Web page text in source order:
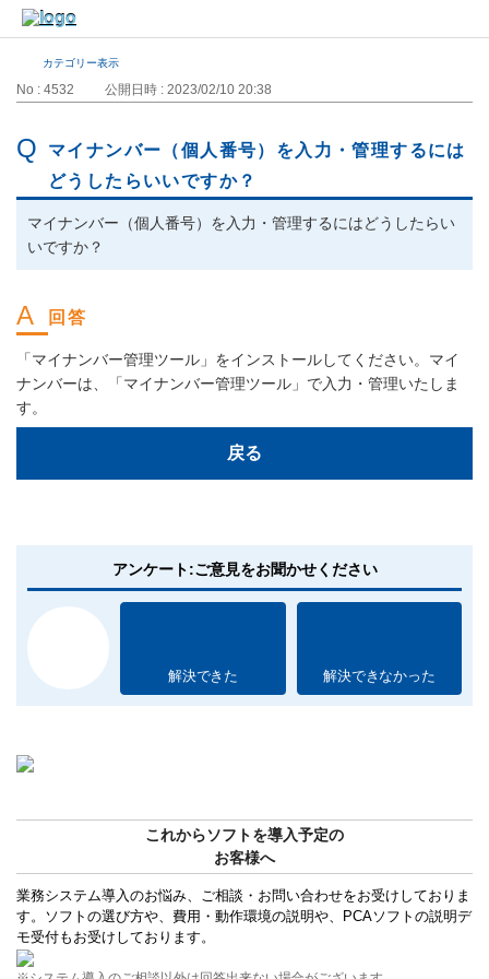
カテゴリー表示
No : 4532 公開日時 : 2023/02/10 20:38
マイナンバー（個人番号）を入力・管理するには
どうしたらいいですか？
マイナンバー（個人番号）を入力・管理するにはどうしたらい
いですか？
「マイナンバー管理ツール」をインストールしてください。マイ
ナンバーは、「マイナンバー管理ツール」で入力・管理いたしま
す。
戻る
アンケート:ご意見をお聞かせください
解決できた 解決できなかった
これからソフトを導入予定の
お客様へ
業務システム導入のお悩み、ご相談・お問い合わせをお受けしておりま
す。ソフトの選び方や、費用・動作環境の説明や、PCAソフトの説明デ
モ受付もお受けしております。